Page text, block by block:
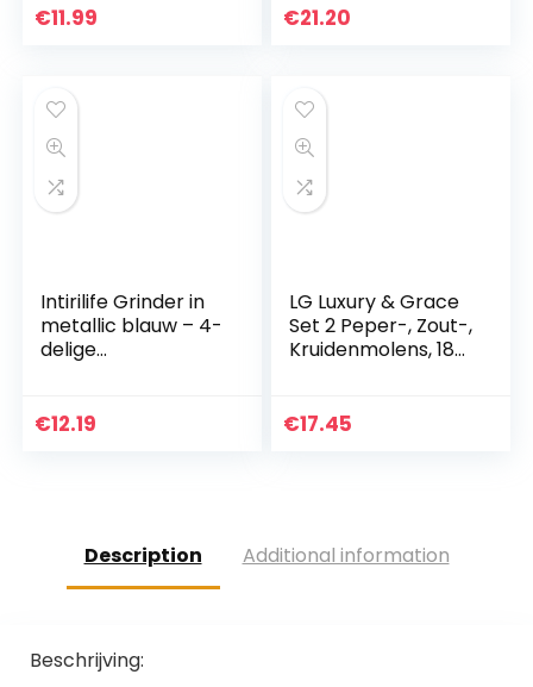
met keramisch
€11.99
mechanisme,
€21.20
Intirilife Grinder in
metallic blauw – 4-
delige
fijnmalen en
€12.19
LG Luxury & Grace
Set 2 Peper-, Zout-,
Kruidenmolens, 180
ABS Kunststof
€17.45
Description Additional information
Beschrijving: